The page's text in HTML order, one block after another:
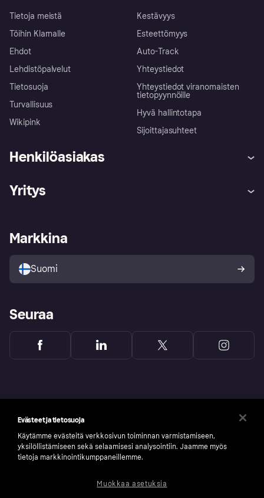
Tietoja meistä
Töihin Klarnalle
Ehdot
Lehdistöpalvelut
Tietosuoja
Turvallisuus
Wikipink
Kestävyys
Esteettömyys
Auto-Track
Yhteystiedot
Yhteystiedot viranomaisten
tietopyynnöille
Hyvä hallintotapa
Sijoittajasuhteet
Henkilöasiakas
Kirjaudu sisään
Tutustu kauppoihin
Ostajan turva
Yritys
Kirjaudu sisään yrityksenä
Markkina
Suomi
Seuraa
Evästeet ja tietosuoja
Käytämme evästeitä verkkosivun toiminnan varmistamiseen,
yksilöllistämiseen sekä selaamisesi analysointiin. Jaamme myös
tietoja markkinointikumppaneillemme.
Muokkaa asetuksia